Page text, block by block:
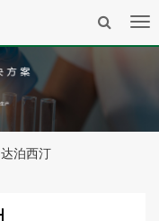
达泊西汀